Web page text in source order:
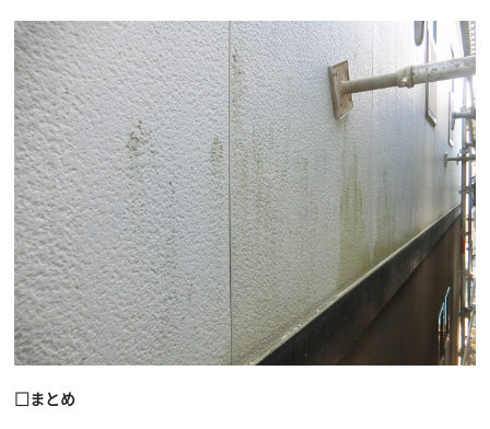
□まとめ